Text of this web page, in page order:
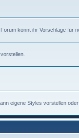
könnt ihr Vorschläge für
eigene Styles vorstellen